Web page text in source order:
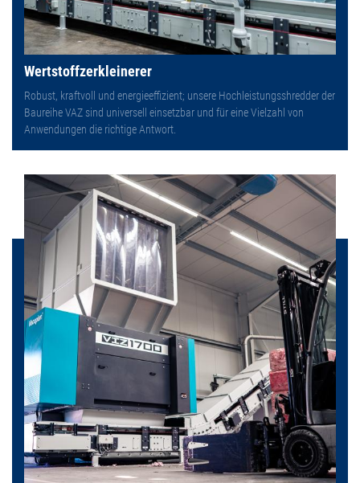
Wertstoffzerkleinerer
Robust, kraftvoll und energieeffizient; unsere Hochleistungsshredder der
Baureihe VAZ sind universell einsetzbar und für eine Vielzahl von
Anwendungen die richtige Antwort.